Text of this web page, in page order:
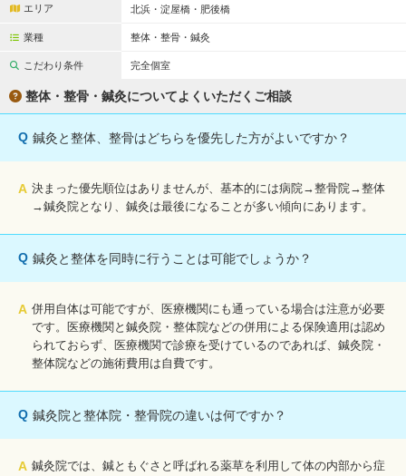
エリア 北浜・淀屋橋・肥後橋
業種 整体・整骨・鍼灸
こだわり条件 完全個室
整体・整骨・鍼灸についてよくいただくご相談
Q 鍼灸と整体、整骨はどちらを優先した方がよいですか？
A 決まった優先順位はありませんが、基本的には病院→整骨院→整体
→鍼灸院となり、鍼灸は最後になることが多い傾向にあります。
Q 鍼灸と整体を同時に行うことは可能でしょうか？
A 併用自体は可能ですが、医療機関にも通っている場合は注意が必要
です。医療機関と鍼灸院・整体院などの併用による保険適用は認め
られておらず、医療機関で診療を受けているのであれば、鍼灸院・
整体院などの施術費用は自費です。
Q 鍼灸院と整体院・整骨院の違いは何ですか？
A 鍼灸院では、鍼ともぐさと呼ばれる薬草を利用して体の内部から症